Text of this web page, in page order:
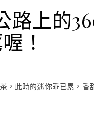
路上的
！
，此時的迷你乖已累，香